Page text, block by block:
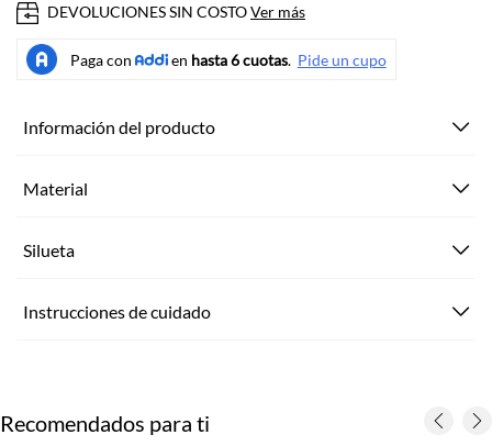
DEVOLUCIONES SIN COSTOVer más
Información del producto
Material
Silueta
Instrucciones de cuidado
Recomendados para ti